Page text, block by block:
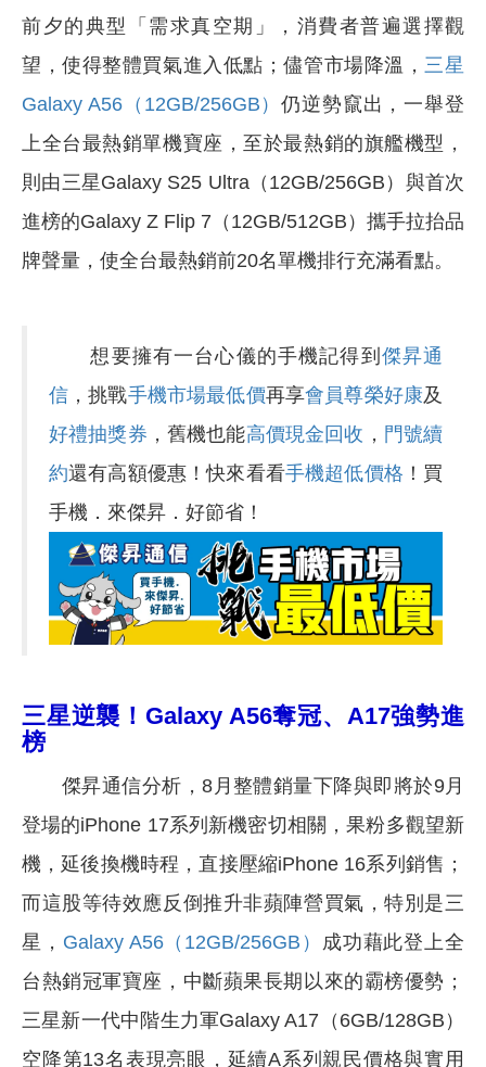
前夕的典型「需求真空期」，消費者普遍選擇觀
望，使得整體買氣進入低點；儘管市場降溫，三星
Galaxy A56（12GB/256GB）仍逆勢竄出，一舉登
上全台最熱銷單機寶座，至於最熱銷的旗艦機型，
則由三星Galaxy S25 Ultra（12GB/256GB）與首次
進榜的Galaxy Z Flip 7（12GB/512GB）攜手拉抬品
牌聲量，使全台最熱銷前20名單機排行充滿看點。
想要擁有一台心儀的手機記得到 傑昇通
信 ，挑戰手機市場最低價再享會員尊榮好康及
好禮抽獎券 ，舊機也能高價現金回收 ， 門號續
約還有高額優惠！快來看看手機超低價格 ！買
手機．來傑昇．好節省！
三星逆襲！Galaxy A56奪冠、A17強勢進
榜
傑昇通信分析，8月整體銷量下降與即將於9月
登場的iPhone 17系列新機密切相關，果粉多觀望新
機，延後換機時程，直接壓縮iPhone 16系列銷售；
而這股等待效應反倒推升非蘋陣營買氣，特別是三
星， Galaxy A56（12GB/256GB） 成功藉此登上全
台熱銷冠軍寶座，中斷蘋果長期以來的霸榜優勢；
三星新一代中階生力軍Galaxy A17（6GB/128GB）
空降第13名表現亮眼，延續A系列親民價格與實用